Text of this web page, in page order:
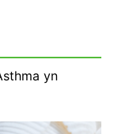
yn